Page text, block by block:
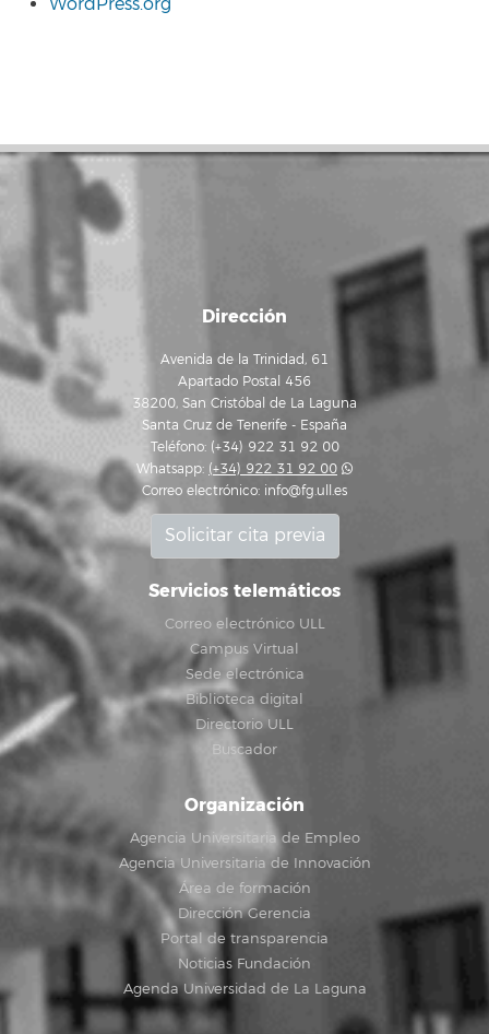
WordPress.org
Dirección
Avenida de la Trinidad, 61
Apartado Postal 456
38200, San Cristóbal de La Laguna
Santa Cruz de Tenerife - España
Teléfono: (+34) 922 31 92 00
Whatsapp: (+34) 922 31 92 00
Correo electrónico: info@fg.ull.es
Solicitar cita previa
Servicios telemáticos
Correo electrónico ULL
Campus Virtual
Sede electrónica
Biblioteca digital
Directorio ULL
Buscador
Organización
Agencia Universitaria de Empleo
Agencia Universitaria de Innovación
Área de formación
Dirección Gerencia
Portal de transparencia
Noticias Fundación
Agenda Universidad de La Laguna